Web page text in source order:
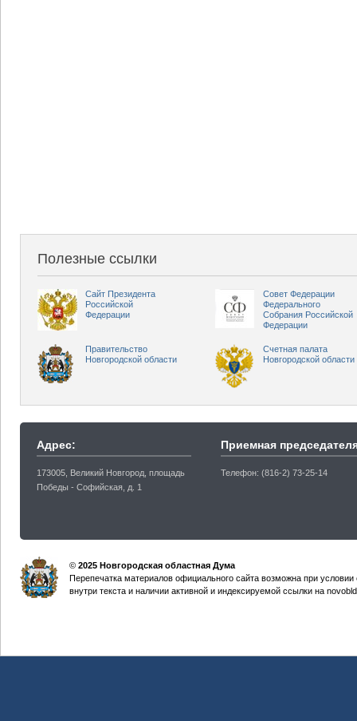
Полезные ссылки
Сайт Президента
Российской
Федерации
Совет Федерации
Федерального
Собрания Российской
Федерации
Правительство
Новгородской области
Счетная палата
Новгородской области
Адрес:
173005, Великий Новгород, площадь
Победы - Софийская, д. 1
Приемная
Телефон: (816-2) 73-25-14
© 2025 Новгородская областная Дума
Перепечатка материалов официального сайта возможна при
внутри текста и наличии активной и индексируемой ссылки на